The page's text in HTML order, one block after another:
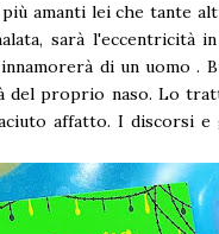
amanti lei che tante
sarà l'eccentricità
di un uomo .
del proprio naso. Lo
affatto. I discorsi